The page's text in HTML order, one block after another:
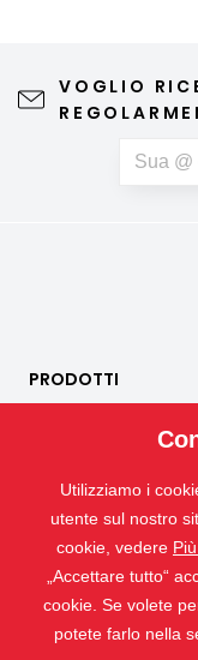
dell'abitazione,
contribuire anche a
limitare la
VOGLIO
PRODOTTI
ISOTRA
Utilizziamo i
utente sul nostro
cookie, vedere
„Accettare tutto“
cookie. Se volete
potete farlo nella